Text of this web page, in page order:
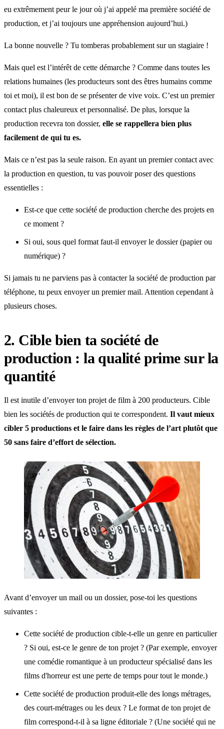
eu extrêmement peur le jour où j’ai appelé ma première société de
production, et j’ai toujours une appréhension aujourd’hui.)
La bonne nouvelle ? Tu tomberas probablement sur un stagiaire !
Mais quel est l’intérêt de cette démarche ? Comme dans toutes les
relations humaines (les producteurs sont des êtres humains comme
toi et moi), il est bon de se présenter de vive voix. C’est un premier
contact plus chaleureux et personnalisé. De plus, lorsque la
production recevra ton dossier, elle se rappellera bien plus
facilement de qui tu es.
Mais ce n’est pas la seule raison. En ayant un premier contact avec
la production en question, tu vas pouvoir poser des questions
essentielles :
Est-ce que cette société de production cherche des projets en
ce moment ?
Si oui, sous quel format faut-il envoyer le dossier (papier ou
numérique) ?
Si jamais tu ne parviens pas à contacter la société de production par
téléphone, tu peux envoyer un premier mail. Attention cependant à
plusieurs choses.
2. Cible bien ta société de
production : la qualité prime sur la
quantité
Il est inutile d’envoyer ton projet de film à 200 producteurs. Cible
bien les sociétés de production qui te correspondent. Il vaut mieux
cibler 5 productions et le faire dans les règles de l’art plutôt que
50 sans faire d’effort de sélection.
Avant d’envoyer un mail ou un dossier, pose-toi les questions
suivantes :
Cette société de production cible-t-elle un genre en particulier
? Si oui, est-ce le genre de ton projet ? (Par exemple, envoyer
une comédie romantique à un producteur spécialisé dans les
films d'horreur est une perte de temps pour tout le monde.)
Cette société de production produit-elle des longs métrages,
des court-métrages ou les deux ? Le format de ton projet de
film correspond-t-il à sa ligne éditoriale ? (Une société qui ne